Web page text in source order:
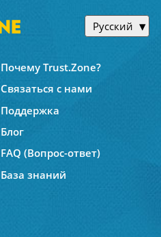
Русский
Почему Trust.Zone?
Связаться с нами
Поддержка
Блог
FAQ (Вопрос-ответ)
База знаний